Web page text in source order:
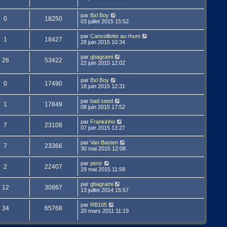
0 18250 par Bxl Boy
03 juillet 2015 15:52
1 18427 par Cancoillotte au rhum
28 juin 2015 10:34
26 53422 par gbagrami
22 juin 2015 12:02
0 17490 par Bxl Boy
18 juin 2015 12:31
1 17849 par bad seed
08 juin 2015 17:52
7 23108 par Frankinho
07 juin 2015 13:27
7 23366 par Van Basten
30 mai 2015 12:08
2 22407 par penz
29 mai 2015 11:58
12 30867 par gbagrami
13 juillet 2014 15:57
34 65768 par RB105
20 mars 2011 11:19